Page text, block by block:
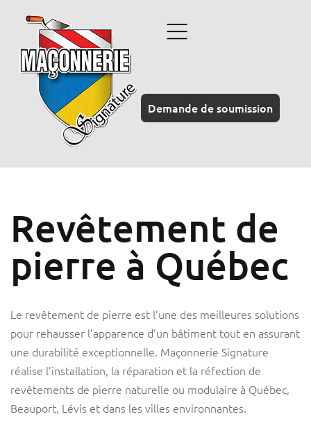
Demande de soumission
Revêtement de
pierre à Québec
Le revêtement de pierre est l’une des meilleures solutions
pour rehausser l’apparence d’un bâtiment tout en assurant
une durabilité exceptionnelle. Maçonnerie Signature
réalise l’installation, la réparation et la réfection de
revêtements de pierre naturelle ou modulaire à Québec,
Beauport, Lévis et dans les villes environnantes.